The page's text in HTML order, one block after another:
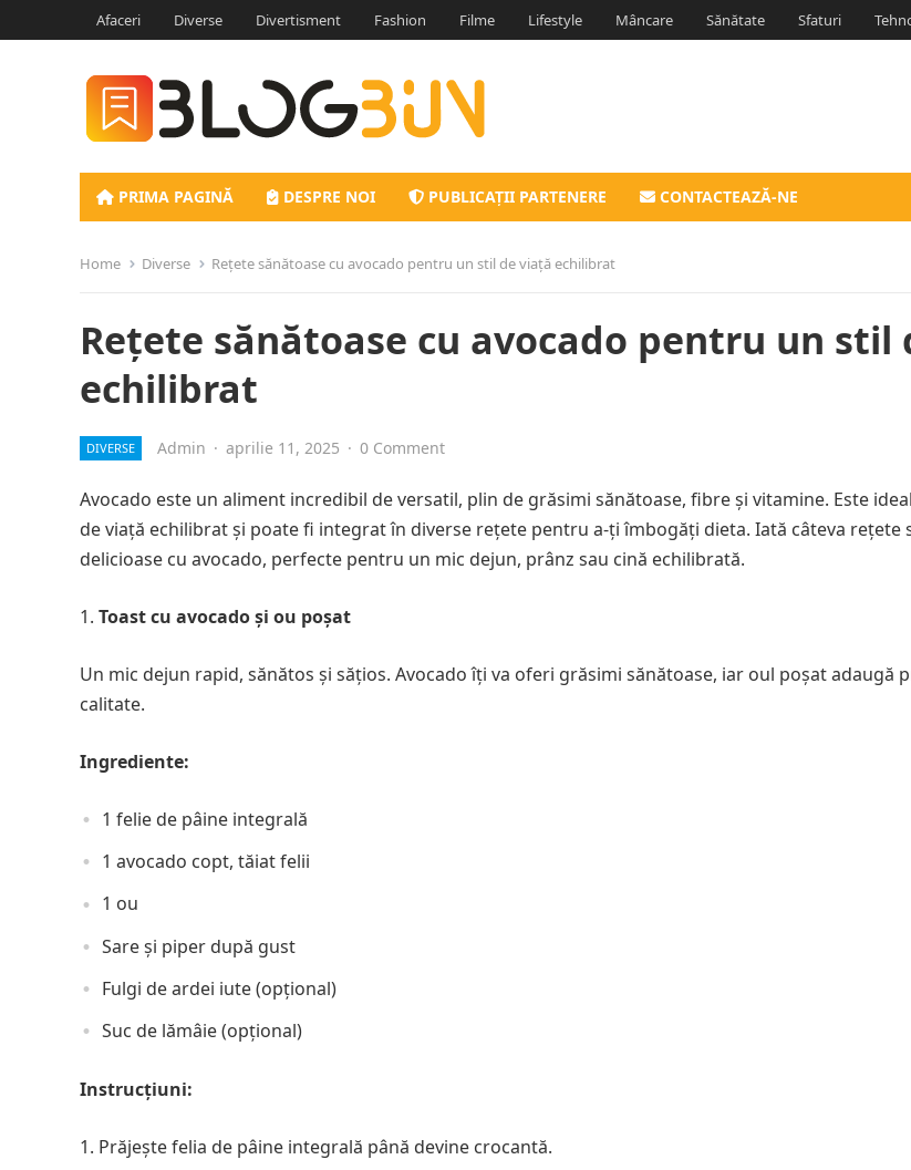
Afaceri Diverse Divertisment Fashion Filme Lifestyle Mâncare Sănătate Sfaturi
PRIMA PAGINĂ DESPRE NOI PUBLICAȚII PARTENERE CONTACTEAZĂ-NE
Home Diverse Rețete sănătoase cu avocado pentru un stil de viață echilibrat
Rețete sănătoase cu avocado pentru un stil
echilibrat
DIVERSE Admin · aprilie 11, 2025 · 0 Comment
Avocado este un aliment incredibil de versatil, plin de grăsimi sănătoase, fibre și vitamine. Este
de viață echilibrat și poate fi integrat în diverse rețete pentru a-ți îmbogăți dieta. Iată câteva rețete
delicioase cu avocado, perfecte pentru un mic dejun, prânz sau cină echilibrată.
Toast cu avocado și ou poșat
Un mic dejun rapid, sănătos și sățios. Avocado îți va oferi grăsimi sănătoase, iar oul poșat adaugă
calitate.
Ingrediente:
1 felie de pâine integrală
1 avocado copt, tăiat felii
1 ou
Sare și piper după gust
Fulgi de ardei iute (opțional)
Suc de lămâie (opțional)
Instrucțiuni:
Prăjește felia de pâine integrală până devine crocantă.